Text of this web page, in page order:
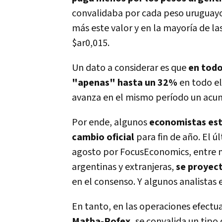
convalidaba por cada peso
más este valor y en la mayoría de
$ar0,015.
Un dato a considerar es queen
"apenas" hasta un 32% en todo
avanza en el mismo período un
Por ende, algunoseconomistas
cambio oficial para fin de año. El
agosto por FocusEconomics, entre
argentinas y extranjeras,se
en el consenso. Y algunos analistas
En tanto, en las operaciones